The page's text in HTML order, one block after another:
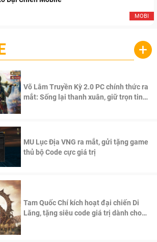
MOBI
+
Võ Lâm Truyền Kỳ 2.0 PC chính thức ra
mắt: Sống lại thanh xuân, giữ trọn tinh
MU Lục Địa VNG ra mắt, gửi tặng game
thủ bộ Code cực giá trị
Tam Quốc Chí kích hoạt đại chiến Di
Lăng, tặng siêu code giá trị dành cho